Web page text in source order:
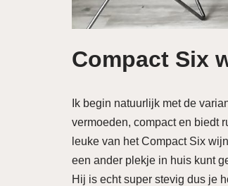
Compact Six
Ik begin natuurlijk met de
vermoeden, compact en biedt
leuke van het Compact Six
een ander plekje in huis kunt
Hij is echt super stevig dus je